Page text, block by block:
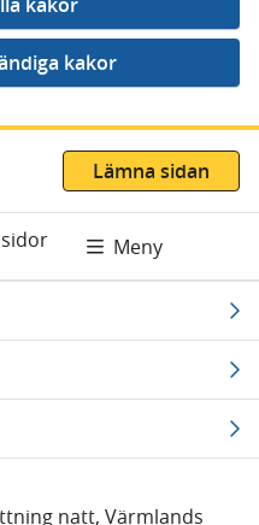
Lämna sidan
Meny
natt, Värmlands